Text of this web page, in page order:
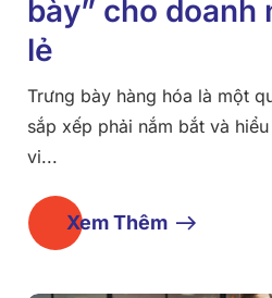
bày” cho doanh
lẻ
Trưng bày hàng hóa là một
sắp xếp phải nắm bắt và
vi...
Xem Thêm